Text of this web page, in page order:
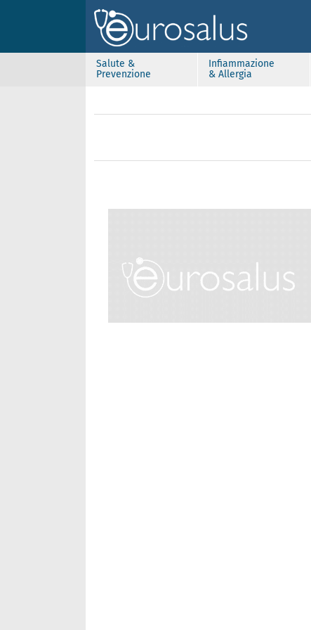
Salute &
Prevenzione
Infiammazione
& Allergia